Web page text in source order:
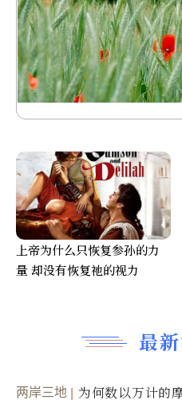
最
两岸三地
为何数以万计的
上帝为什么只恢复参孙的力
量 却没有恢复祂的视力